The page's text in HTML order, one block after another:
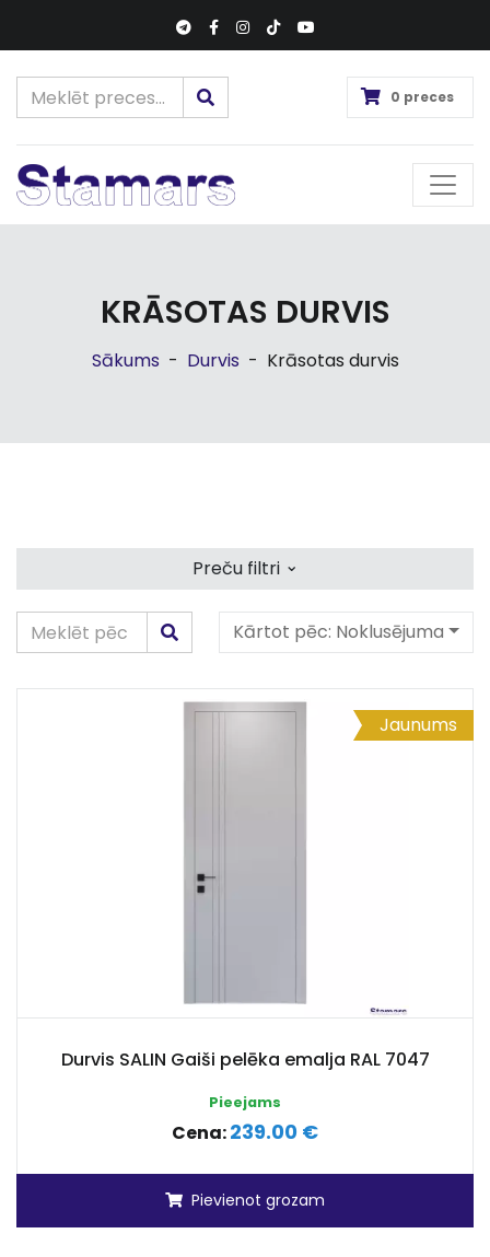
0 preces
KRĀSOTAS DURVIS
Sākums - Durvis - Krāsotas durvis
Preču filtri ⌄
Kārtot pēc: Noklusējuma
Jaunums
Durvis SALIN Gaiši pelēka emalja RAL 7047
Pieejams
Cena:239.00 €
Pievienot grozam